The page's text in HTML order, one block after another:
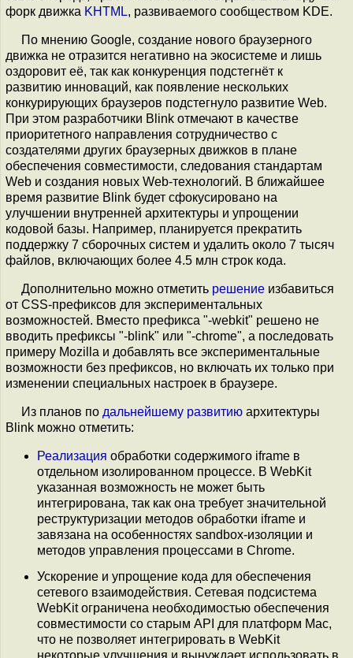
форк движка KHTML, развиваемого сообществом KDE.
По мнению Google, создание нового браузерного
движка не отразится негативно на экосистеме и лишь
оздоровит её, так как конкуренция подстегнёт к
развитию инноваций, как появление нескольких
конкурирующих браузеров подстегнуло развитие Web.
При этом разработчики Blink отмечают в качестве
приоритетного направления сотрудничество с
создателями других браузерных движков в плане
обеспечения совместимости, следования стандартам
Web и создания новых Web-технологий. В ближайшее
время развитие Blink будет сфокусировано на
улучшении внутренней архитектуры и упрощении
кодовой базы. Например, планируется прекратить
поддержку 7 сборочных систем и удалить около 7 тысяч
файлов, включающих более 4.5 млн строк кода.
Дополнительно можно отметить решение избавиться
от CSS-префиксов для экспериментальных
возможностей. Вместо префикса "-webkit" решено не
вводить префиксы "-blink" или "-chrome", а последовать
примеру Mozilla и добавлять все экспериментальные
возможности без префиксов, но включать их только при
изменении специальных настроек в браузере.
Из планов по дальнейшему развитию архитектуры
Blink можно отметить:
Реализация обработки содержимого iframe в
отдельном изолированном процессе. В WebKit
указанная возможность не может быть
интегрирована, так как она требует значительной
реструктуризации методов обработки iframe и
завязана на особенностях sandbox-изоляции и
методов управления процессами в Chrome.
Ускорение и упрощение кода для обеспечения
сетевого взаимодействия. Сетевая подсистема
WebKit ограничена необходимостью обеспечения
совместимости со старым API для платформ Mac,
что не позволяет интегрировать в WebKit